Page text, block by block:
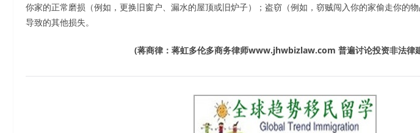
你家的正常磨损（例如，更换旧窗户、漏水的屋顶或旧炉子）；盗窃（例如，窃贼闯入你的家偷走你的
导致的其他损失。
(蒋商律：蒋虹多伦多商务律师www.jhwbizlaw.com 普遍讨论投资非法律